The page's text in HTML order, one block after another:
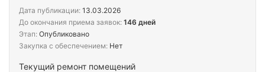
Текущий ремонт помещений
Дата публикации: 13.03.2026
До окончания приема заявок: 146 дней
Этап: Опубликовано
Закупка с обеспечением: Нет